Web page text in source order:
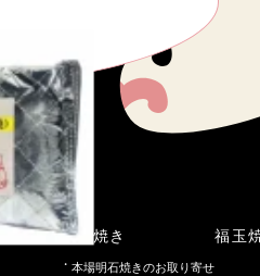
こだわり明石焼き
本場明石焼きのお取り寄せ
福玉